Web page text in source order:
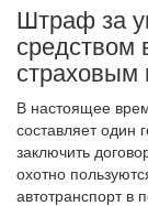
Штраф за
средством
страховым
В настоящее
составляет один
заключить
охотно
автотранспорт в